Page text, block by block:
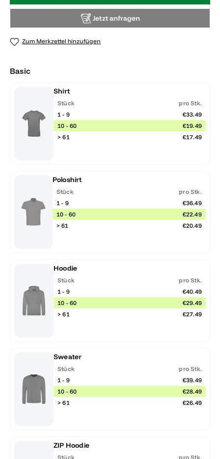
Jetzt anfragen
Zum Merkzettel hinzufügen
Basic
Shirt
Stück
pro Stk.
1 - 9
€33.49
10 - 60
€19.49
> 61
€17.49
Poloshirt
Stück
pro Stk.
1 - 9
€36.49
10 - 60
€22.49
> 61
€20.49
Hoodie
Stück
pro Stk.
1 - 9
€40.49
10 - 60
€29.49
> 61
€27.49
Sweater
Stück
pro Stk.
1 - 9
€39.49
10 - 60
€28.49
> 61
€26.49
ZIP Hoodie
Stück pro Stk.